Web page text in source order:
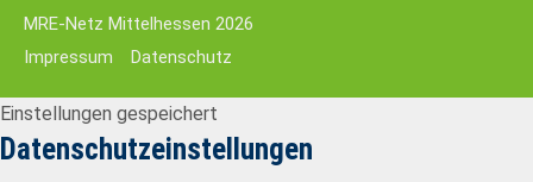
MRE-Netz Mittelhessen 2026
Impressum
Datenschutz
Einstellungen gespeichert
Datenschutzeinstellungen